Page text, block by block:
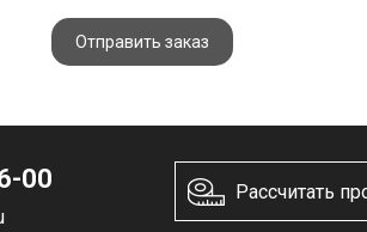
Отправить заказ
00 Рассчитать